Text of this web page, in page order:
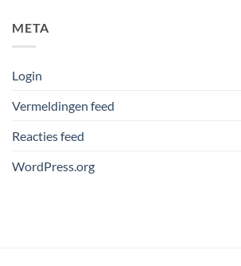
META
Login
Vermeldingen feed
Reacties feed
WordPress.org